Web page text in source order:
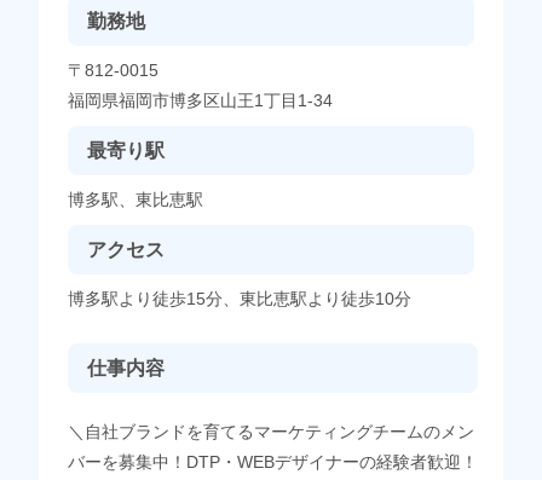
勤務地
〒812-0015
福岡県福岡市博多区山王1丁目1-34
最寄り駅
博多駅、東比恵駅
アクセス
博多駅より徒歩15分、東比恵駅より徒歩10分
仕事内容
＼自社ブランドを育てるマーケティングチームのメン
バーを募集中！DTP・WEBデザイナーの経験者歓迎！